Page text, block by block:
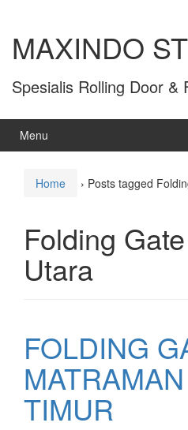
MAXINDO
Spesialis Rolling Door &
Menu
Home › Posts tagged
Folding
Utara
FOLDING
TIMUR